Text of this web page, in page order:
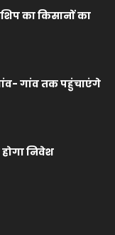
का किसानों का
गांव तक पहुंचाएंगे
होगा निवेश